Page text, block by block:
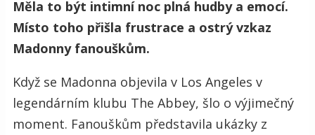
Měla to být intimní noc plná hudby a emocí.
Místo toho přišla frustrace a ostrý vzkaz
Madonny fanouškům.
Když se Madonna objevila v Los Angeles v
legendárním klubu The Abbey, šlo o výjimečný
moment. Fanouškům představila ukázky z